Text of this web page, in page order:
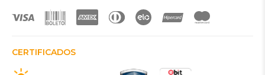
CERTIFICADOS